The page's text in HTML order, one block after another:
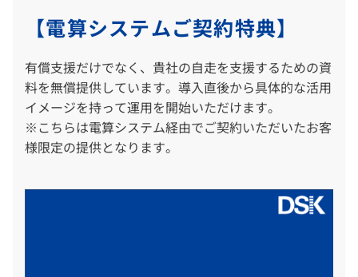
【電算システムご契約特典】
有償支援だけでなく、貴社の自走を支援するための資
料を無償提供しています。導入直後から具体的な活用
イメージを持って運用を開始いただけます。
※こちらは電算システム経由でご契約いただいたお客
様限定の提供となります。